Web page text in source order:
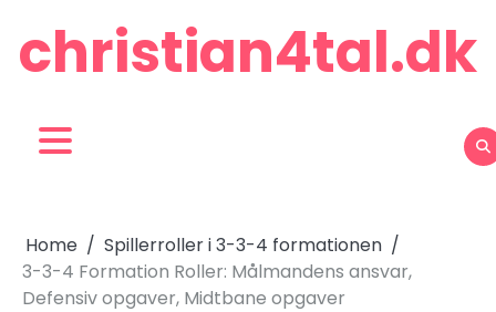
content
christian4tal.dk
Home
Spillerroller i 3-3-4 formationen
3-3-4 Formation Roller: Målmandens ansvar,
Defensiv opgaver, Midtbane opgaver